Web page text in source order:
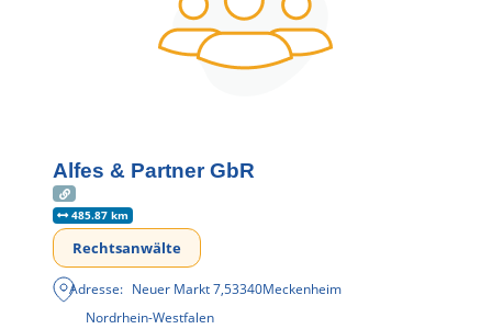
Alfes & Partner GbR
485.87 km
Rechtsanwälte
Adresse: Neuer Markt 7,53340Meckenheim
Nordrhein-Westfalen